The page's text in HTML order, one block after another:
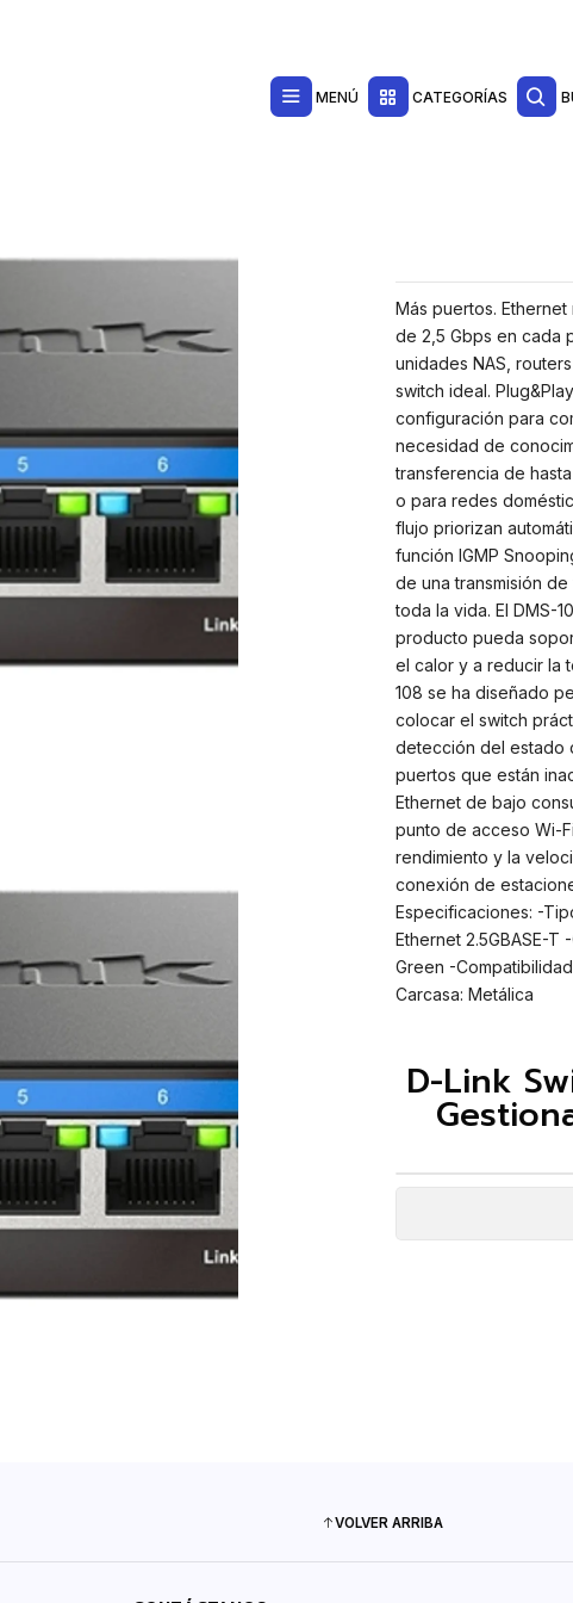
MENÚ CATEGORÍAS
D-Link Switch 8 Puertos Multigigabit 2.5G No Gestionado - Switching 40 Gbps -
Más puertos.
de 2,5 Gbps en cada
unidades NAS,
switch ideal.
configuración para
necesidad de
transferencia de
o para redes
flujo priorizan
función IGMP
de una transmisión
toda la vida. El DMS-
producto pueda
el calor y a reducir la
108 se ha diseñado
colocar el switch
detección del estado
puertos que están
Ethernet de bajo
punto de acceso Wi-
rendimiento y la
conexión de
Especificaciones: -
Ethernet 2.5GBASE-
Green -
Carcasa: Metálica
D-Link
VOLVER ARRIBA